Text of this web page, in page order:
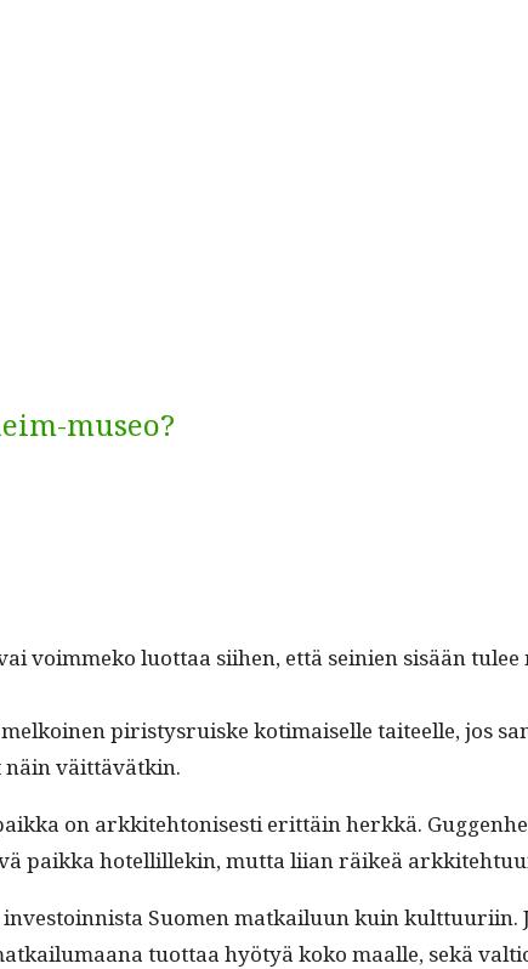
museo?
voim­meko luot­taa siihen, että seinien sisään
piristys­ruiske koti­maiselle taiteelle, jos
näin väittävätkin.
on arkkite­htonis­es­ti erit­täin herkkä.
paik­ka hotellillekin, mut­ta liian räikeä
Suomen matkailu­un kuin
tuot­taa hyö­tyä koko maalle, sekä